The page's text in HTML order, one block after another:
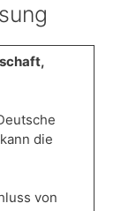
die
von